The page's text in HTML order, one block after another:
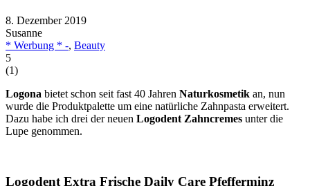
8. Dezember 2019
Susanne
* Werbung * -, Beauty
5
(1)
Logona bietet schon seit fast 40 Jahren Naturkosmetik an, nun
wurde die Produktpalette um eine natürliche Zahnpasta erweitert.
Dazu habe ich drei der neuen Logodent Zahncremes unter die
Lupe genommen.
Logodent Extra Frische Daily Care Pfefferminz